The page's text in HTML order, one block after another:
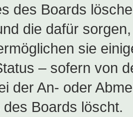
des Boards
die dafür
sie
– sofern von
der An- oder
Boards löscht.